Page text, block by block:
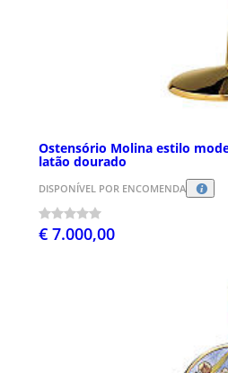
Ostensório Molina estilo
latão dourado
DISPONÍVEL POR ENCOMENDA
€ 7.000,00